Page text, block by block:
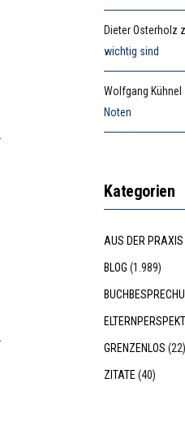
Dieter Osterholz
wichtig sind
Wolfgang Kühnel
Noten
Kategorien
AUS DER PRAXIS
BLOG (1.989)
GRENZENLOS (22)
ZITATE(40)